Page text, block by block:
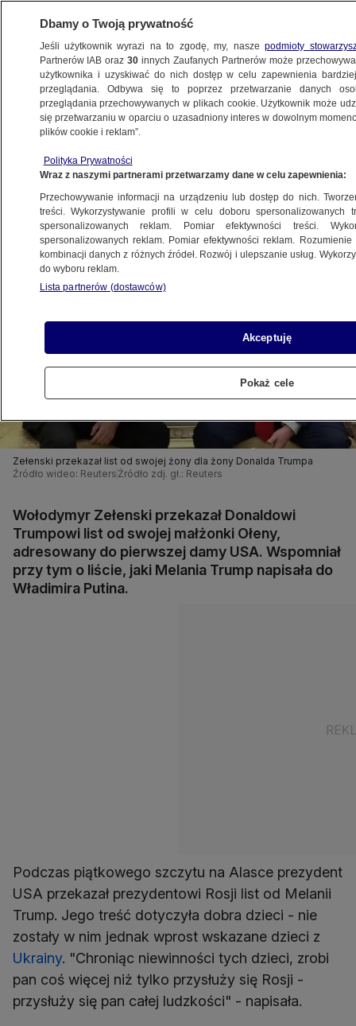
ŚWIAT
18.08.2025, 19:36
Udostępnij
Zełenski przekazał list od swojej żony dla żony Donalda Trumpa
Źródło wideo: Reuters Źródło zdj. gł.: Reuters
Wołodymyr Zełenski przekazał Donaldowi
Trumpowi list od swojej małżonki Ołeny,
adresowany do pierwszej damy USA. Wspomniał
przy tym o liście, jaki Melania Trump napisała do
Władimira Putina.
Podczas piątkowego szczytu na Alasce prezydent
USA przekazał prezydentowi Rosji list od Melanii
Trump. Jego treść dotyczyła dobra dzieci - nie
zostały w nim jednak wprost wskazane dzieci z
Ukrainy. "Chroniąc niewinności tych dzieci, zrobi
pan coś więcej niż tylko przysłuży się Rosji -
przysłuży się pan całej ludzkości" - napisała.
Dbamy o Twoją prywatność
Jeśli użytkownik wyrazi na to zgodę, my, naszepodmioty
Partnerów IAB oraz30 innych Zaufanych Partnerów może
użytkownika i uzyskiwać do nich dostęp w celu zapewnienia
przeglądania. Odbywa się to poprzez przetwarzanie danych
przeglądania przechowywanych w plikach cookie. Użytkownik może
się przetwarzaniu w oparciu o uzasadniony interes w dowolnym
plików cookie i reklam”.
Polityka Prywatności
Wraz z naszymi partnerami przetwarzamy dane w celu zapewnienia:
Przechowywanie informacji na urządzeniu lub dostęp do nich.
treści. Wykorzystywanie profili w celu doboru spersonalizowanych
spersonalizowanych reklam. Pomiar efektywności treści.
spersonalizowanych reklam. Pomiar efektywności reklam.
kombinacji danych z różnych źródeł. Rozwój i ulepszanie usług.
do wyboru reklam.
Lista partnerów (dostawców)
Akceptuję
Pokaż cele